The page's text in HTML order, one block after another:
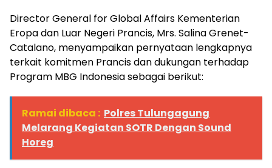
Director General for Global Affairs Kementerian
Eropa dan Luar Negeri Prancis, Mrs. Salina Grenet-
Catalano, menyampaikan pernyataan lengkapnya
terkait komitmen Prancis dan dukungan terhadap
Program MBG Indonesia sebagai berikut:
Ramai dibaca : Polres Tulungagung
Melarang Kegiatan SOTR Dengan Sound
Horeg